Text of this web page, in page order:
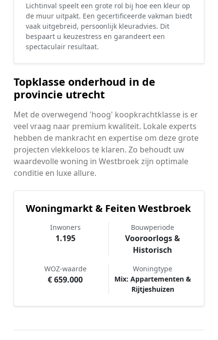
Lichtinval speelt een grote rol bij hoe een kleur op
de muur uitpakt. Een gecertificeerde vakman biedt
vaak uitgebreid, persoonlijk kleuradvies. Dit
bespaart u keuzestress en garandeert een
spectaculair resultaat.
Topklasse onderhoud in de
provincie utrecht
Met de overwegend 'hoog' koopkrachtklasse is er
veel vraag naar premium kwaliteit. Lokale experts
hebben de mankracht en expertise om deze grote
projecten vlekkeloos te klaren. Zo behoudt uw
waardevolle woning in Westbroek zijn optimale
conditie en luxe allure.
Woningmarkt & Feiten Westbroek
Inwoners
1.195
Bouwperiode
Vooroorlogs &
Historisch
WOZ-waarde
€ 659.000
Woningtype
Mix: Appartementen &
Rijtjeshuizen